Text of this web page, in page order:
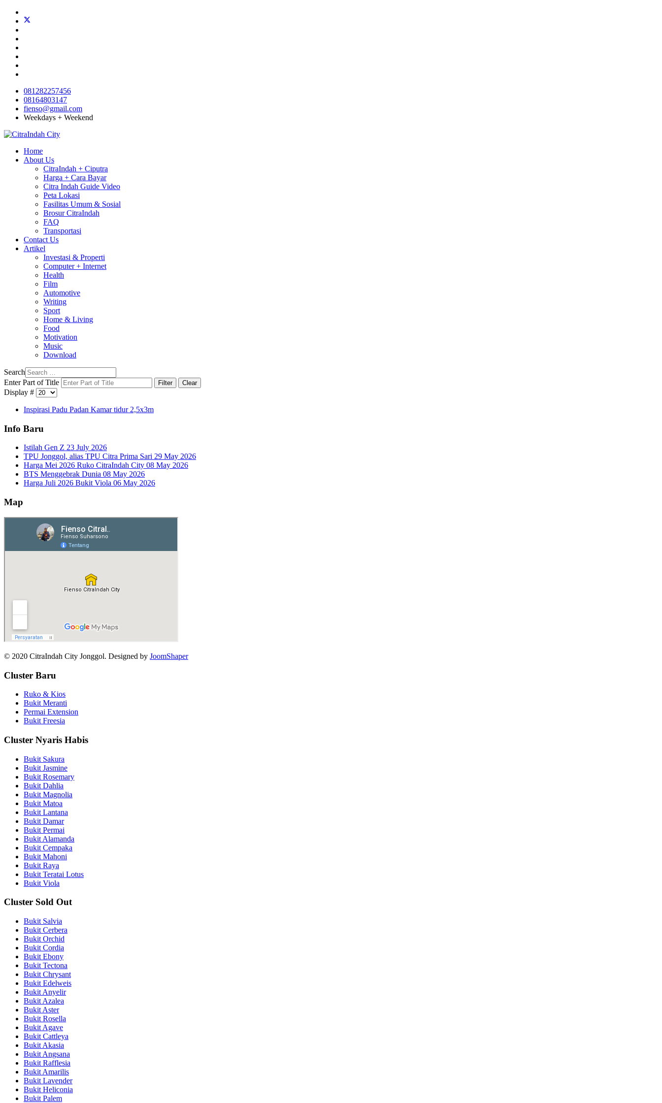
081282257456
08164803147
fienso@gmail.com
Weekdays + Weekend
Home
About Us
CitraIndah + Ciputra
Harga + Cara Bayar
Citra Indah Guide Video
Peta Lokasi
Fasilitas Umum & Sosial
Brosur CitraIndah
FAQ
Transportasi
Contact Us
Artikel
Investasi & Properti
Computer + Internet
Health
Film
Automotive
Writing
Sport
Home & Living
Food
Motivation
Music
Download
Search
Enter Part of Title
Filter Clear
Display #
Inspirasi Padu Padan Kamar tidur 2,5x3m
Info Baru
Istilah Gen Z 23 July 2026
TPU Jonggol, alias TPU Citra Prima Sari 29 May 2026
Harga Mei 2026 Ruko CitraIndah City 08 May 2026
BTS Menggebrak Dunia 08 May 2026
Harga Juli 2026 Bukit Viola 06 May 2026
Map
© 2020 CitraIndah City Jonggol. Designed by JoomShaper
Cluster Baru
Ruko & Kios
Bukit Meranti
Permai Extension
Bukit Freesia
Cluster Nyaris Habis
Bukit Sakura
Bukit Jasmine
Bukit Rosemary
Bukit Dahlia
Bukit Magnolia
Bukit Matoa
Bukit Lantana
Bukit Damar
Bukit Permai
Bukit Alamanda
Bukit Cempaka
Bukit Mahoni
Bukit Raya
Bukit Teratai Lotus
Bukit Viola
Cluster Sold Out
Bukit Salvia
Bukit Cerbera
Bukit Orchid
Bukit Cordia
Bukit Ebony
Bukit Tectona
Bukit Chrysant
Bukit Edelweis
Bukit Anyelir
Bukit Azalea
Bukit Aster
Bukit Rosella
Bukit Agave
Bukit Cattleya
Bukit Akasia
Bukit Angsana
Bukit Rafflesia
Bukit Amarilis
Bukit Lavender
Bukit Heliconia
Bukit Palem